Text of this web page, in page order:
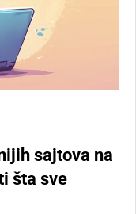
sajtova na
šta sve